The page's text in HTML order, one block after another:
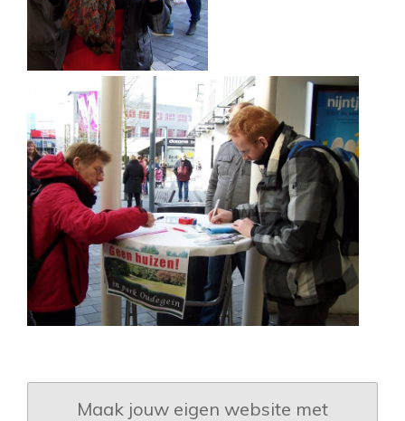
Maak jouw eigen website met